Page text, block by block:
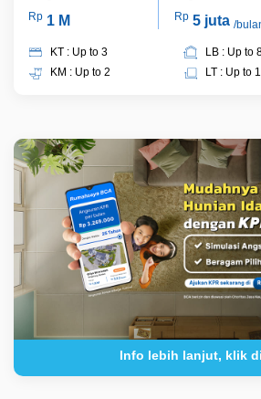
Rp 1 M
Rp 5 juta /
KT : Up to 3
KM : Up to 2
LB : Up to
LT : Up to
Info lebih lanjut, klik